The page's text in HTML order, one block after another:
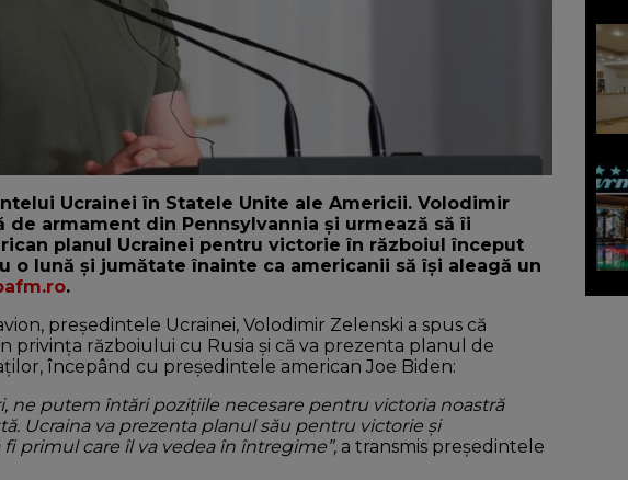
Ucrainei în Statele Unite ale Americii. Volodimir
de armament din Pennsylvannia și urmează să îi
planul Ucrainei pentru victorie în războiul început
o lună și jumătate înainte ca americanii să își aleagă un
.
președintele Ucrainei, Volodimir Zelenski a spus că
privința războiului cu Rusia și că va prezenta planul de
începând cu președintele american Joe Biden:
ne putem întări pozițiile necesare pentru victoria noastră
Ucraina va prezenta planul său pentru victorie și
primul care îl va vedea în întregime”, a transmis președintele